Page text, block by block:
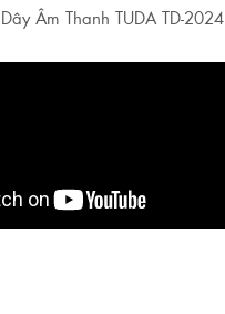
Âm Thanh TUDA TD-2024